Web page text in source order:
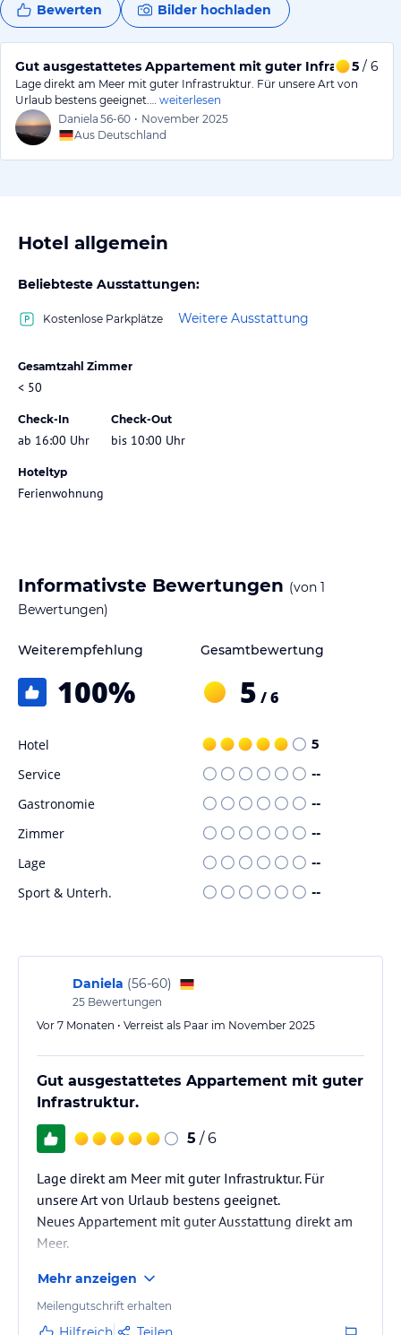
Bewerten Bilder hochladen
Gut ausgestattetes Appartement mit guter Infrastruktur.
5 / 6
Lage direkt am Meer mit guter Infrastruktur. Für unsere Art von
Urlaub bestens geeignet.…
weiterlesen
Daniela 56-60 • November 2025
Aus Deutschland
Hotel allgemein
Beliebteste Ausstattungen:
Kostenlose Parkplätze Weitere Ausstattung
Gesamtzahl Zimmer
< 50
Check-In
ab 16:00 Uhr
Check-Out
bis 10:00 Uhr
Hoteltyp
Ferienwohnung
Informativste Bewertungen (von 1
Bewertungen)
Weiterempfehlung
100%
Gesamtbewertung
5 / 6
Hotel 5
Service --
Gastronomie --
Zimmer --
Lage --
Sport & Unterh. --
Daniela (56-60)
25 Bewertungen
Vor 7 Monaten • Verreist als Paar im November 2025
Gut ausgestattetes Appartement mit guter
Infrastruktur.
5 / 6
Lage direkt am Meer mit guter Infrastruktur. Für
unsere Art von Urlaub bestens geeignet.
Neues Appartement mit guter Ausstattung direkt am
Meer.
jeden Fall wieder.
Mehr anzeigen
Meilengutschrift erhalten